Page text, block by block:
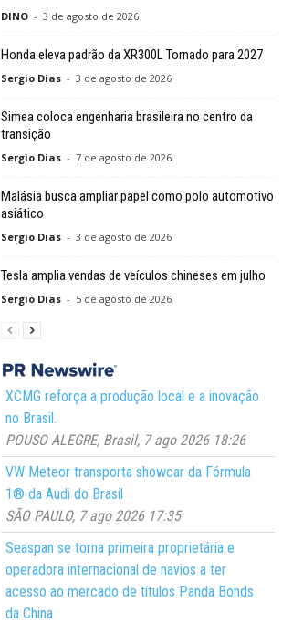
DINO - 3 de agosto de 2026
Honda eleva padrão da XR300L Tornado para 2027
Sergio Dias - 3 de agosto de 2026
Simea coloca engenharia brasileira no centro da
transição
Sergio Dias - 7 de agosto de 2026
Malásia busca ampliar papel como polo automotivo
asiático
Sergio Dias - 3 de agosto de 2026
Tesla amplia vendas de veículos chineses em julho
Sergio Dias - 5 de agosto de 2026
XCMG reforça a produção local e a inovação
no Brasil.
POUSO ALEGRE, Brasil, 7 ago 2026 18:26
VW Meteor transporta showcar da Fórmula
1® da Audi do Brasil
SÃO PAULO, 7 ago 2026 17:35
Seaspan se torna primeira proprietária e
operadora internacional de navios a ter
acesso ao mercado de títulos Panda Bonds
da China